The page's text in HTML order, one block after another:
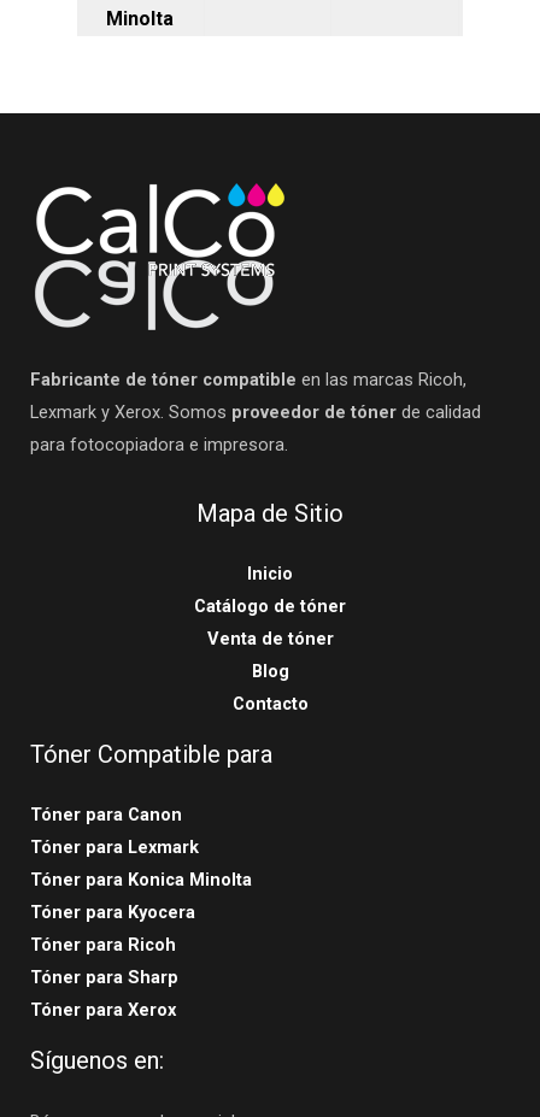
Minolta
Fabricante de tóner compatible en las marcas Ricoh,
Lexmark y Xerox. Somos proveedor de tóner de calidad
para fotocopiadora e impresora.
Mapa de Sitio
Inicio
Catálogo de tóner
Venta de tóner
Blog
Contacto
Tóner Compatible para
Tóner para Canon
Tóner para Lexmark
Tóner para Konica Minolta
Tóner para Kyocera
Tóner para Ricoh
Tóner para Sharp
Tóner para Xerox
Síguenos en: